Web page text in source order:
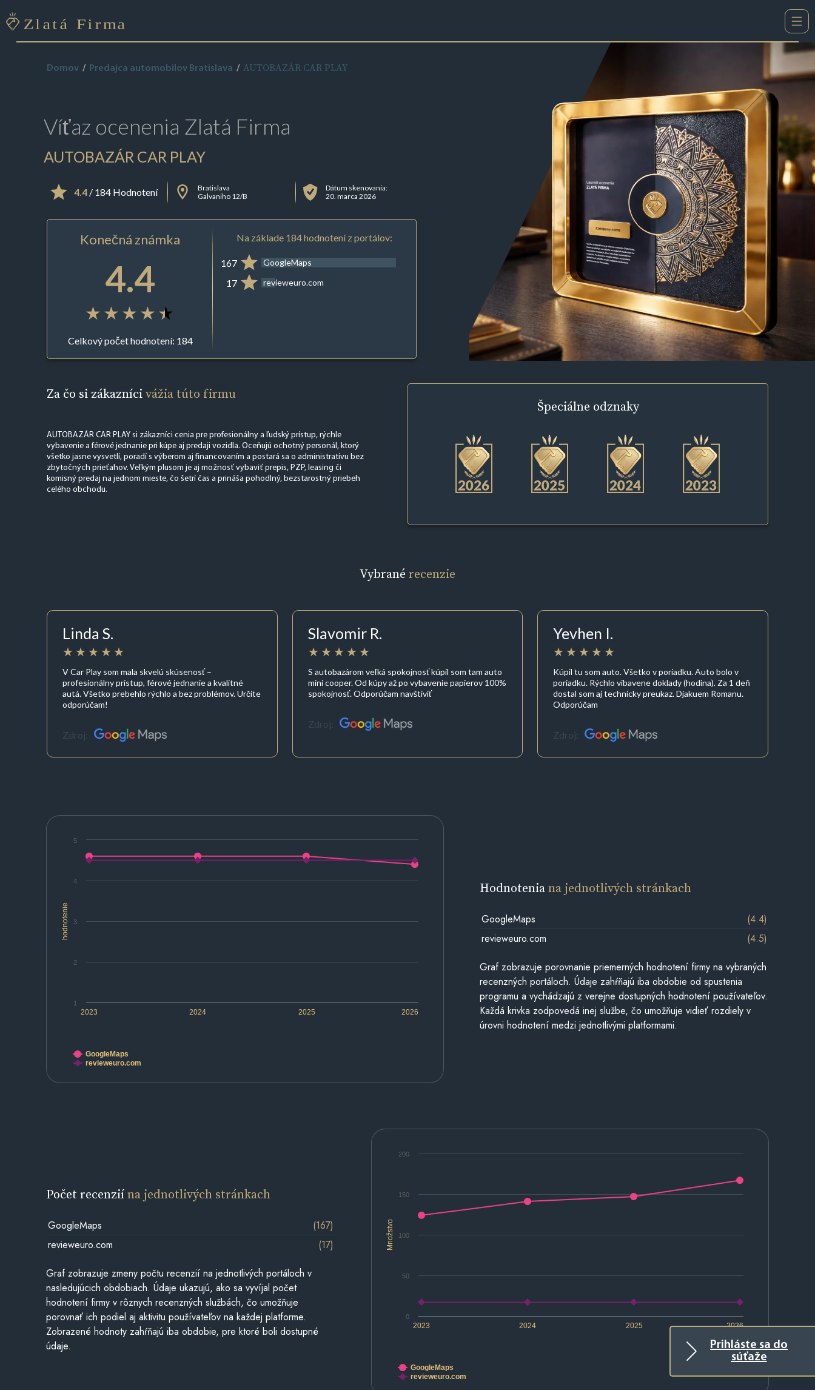
Prihláste sa do
súťaže
Domov Predajca automobilov Bratislava AUTOBAZÁR CAR PLAY
Víťaz ocenenia Zlatá Firma
AUTOBAZÁR CAR PLAY
4.4/ 184 Hodnotení
Bratislava
Galvaniho 12/B
Dátum skenovania:
20. marca 2026
Konečná známka
4.4
Celkový počet hodnotení: 184
Na základe 184 hodnotení z portálov:
167 GoogleMaps
17 revieweuro.com
Za čo si zákaznícivážia túto firmu
AUTOBAZÁR CAR PLAY si zákazníci cenia pre profesionálny a ľudský prístup, rýchle
vybavenie a férové jednanie pri kúpe aj predaji vozidla. Oceňujú ochotný personál, ktorý
všetko jasne vysvetlí, poradí s výberom aj financovaním a postará sa o administratívu bez
zbytočných prieťahov. Veľkým plusom je aj možnosť vybaviť prepis, PZP, leasing či
komisný predaj na jednom mieste, čo šetrí čas a prináša pohodlný, bezstarostný priebeh
celého obchodu.
Špeciálne odznaky
Vybrané recenzie
Linda S.
V Car Play som mala skvelú skúsenosť –
profesionálny prístup, férové jednanie a kvalitné
autá. Všetko prebehlo rýchlo a bez problémov. Určite
odporúčam!
Zdroj:
Slavomir R.
S autobazárom veľká spokojnosť kúpil som tam auto
mini cooper. Od kúpy až po vybavenie papierov 100%
spokojnosť. Odporúčam navštíviť
Zdroj:
Yevhen I.
Kúpil tu som auto. Všetko v poriadku. Auto bolo v
poriadku. Rýchlo vibavene doklady (hodina). Za 1 deň
dostal som aj technicky preukaz. Djakuem Romanu.
Odporúčam
Zdroj:
hodnotenie
2023 2024 2025 2026
1
2
3
4
5
GoogleMaps
revieweuro.com
Hodnoteniana jednotlivých stránkach
GoogleMaps
(4.4)
revieweuro.com
(4.5)
Graf zobrazuje porovnanie priemerných hodnotení firmy na vybraných
recenzných portáloch. Údaje zahŕňajú iba obdobie od spustenia
programu a vychádzajú z verejne dostupných hodnotení používateľov.
Každá krivka zodpovedá inej službe, čo umožňuje vidieť rozdiely v
úrovni hodnotení medzi jednotlivými platformami.
Množstvo
2023 2024 2025 2026
0
50
100
150
200
GoogleMaps
revieweuro.com
Počet recenziína jednotlivých stránkach
GoogleMaps
(167)
revieweuro.com
(17)
Graf zobrazuje zmeny počtu recenzií na jednotlivých portáloch v
nasledujúcich obdobiach. Údaje ukazujú, ako sa vyvíjal počet
hodnotení firmy v rôznych recenzných službách, čo umožňuje
porovnať ich podiel aj aktivitu používateľov na každej platforme.
Zobrazené hodnoty zahŕňajú iba obdobie, pre ktoré boli dostupné
údaje.